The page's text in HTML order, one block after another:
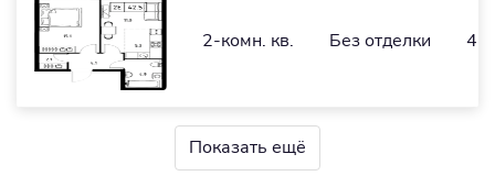
2-комн. кв. Без отделки
Показать ещё